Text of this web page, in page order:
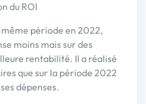
du ROI
période en 2022,
moins mais sur des
rentabilité. Il a réalisé
que sur la période 2022
dépenses.